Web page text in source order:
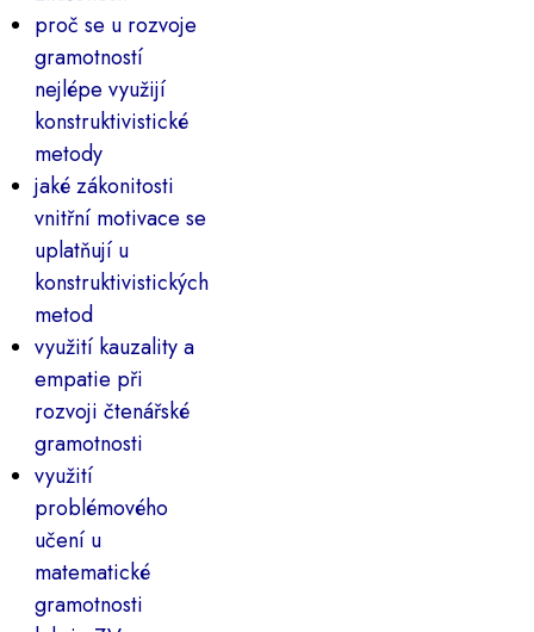
proč se u rozvoje
gramotností
nejlépe využijí
konstruktivistické
metody
jaké zákonitosti
vnitřní motivace se
uplatňují u
konstruktivistických
metod
využití kauzality a
empatie při
rozvoji čtenářské
gramotnosti
využití
problémového
učení u
matematické
gramotnosti